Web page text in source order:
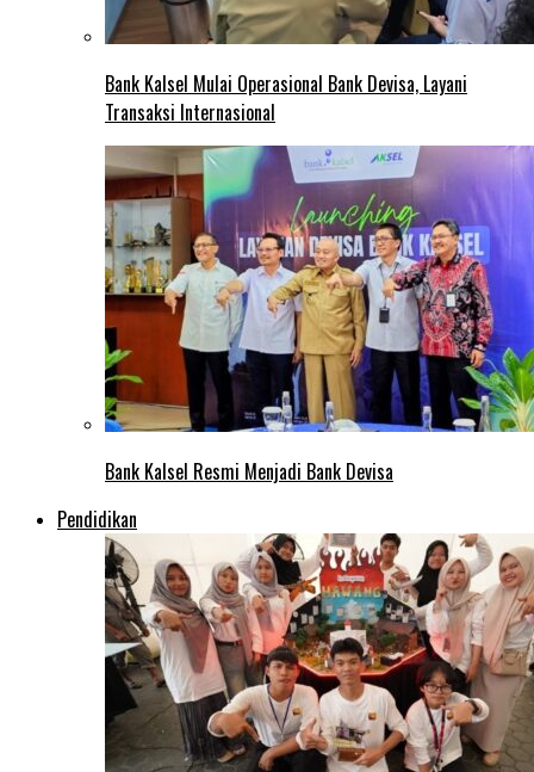
Bank Kalsel Mulai Operasional Bank Devisa, Layani
Transaksi Internasional
Bank Kalsel Resmi Menjadi Bank Devisa
Pendidikan